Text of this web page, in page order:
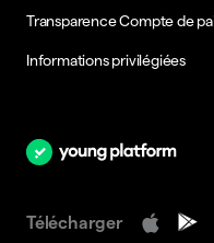
Transparence Compte de
Informations privilégiées
Télécharger